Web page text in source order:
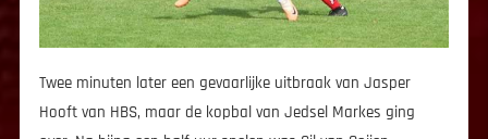
Twee minuten later een gevaarlijke uitbraak van Jasper
Hooft van HBS, maar de kopbal van Jedsel Markes ging